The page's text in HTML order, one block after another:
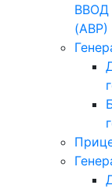
ВВОД
(АВР)